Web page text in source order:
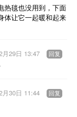
热毯也没用到，下面
体让它一起暖和起来
月29日 13:47 回复
月30日 11:44 回复